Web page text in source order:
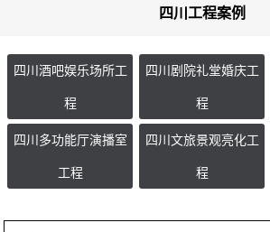
四川工程案例
四川酒吧娱乐场所工
程
四川剧院礼堂婚庆工
程
四川多功能厅演播室
工程
四川文旅景观亮化工
程